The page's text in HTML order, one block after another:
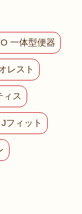
一体型便器
レスト
ィス
フィット